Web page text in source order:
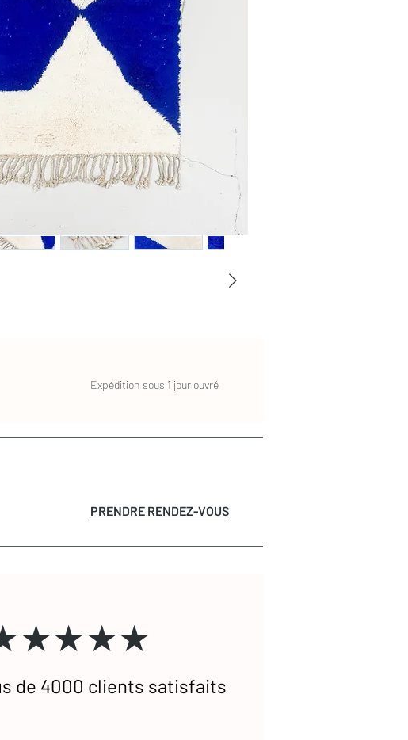
Expédition sous 1 jour ouvré
PRENDRE RENDEZ-VOUS
de 4000 clients satisfaits